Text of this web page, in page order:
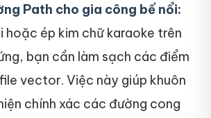
Path cho gia công bế nổi:
hoặc ép kim chữ karaoke trên
bạn cần làm sạch các điểm
vector. Việc này giúp khuôn
chính xác các đường cong